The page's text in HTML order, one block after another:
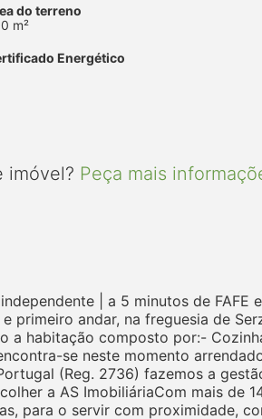
do terreno
m²
Energético
imóvel? Peça mais
| a 5 minutos de FAFE
andar, na freguesia de
a habitação composto por:-
se neste momento
(Reg. 2736) fazemos a
a AS ImobiliáriaCom mais de
para o servir com proximidade,